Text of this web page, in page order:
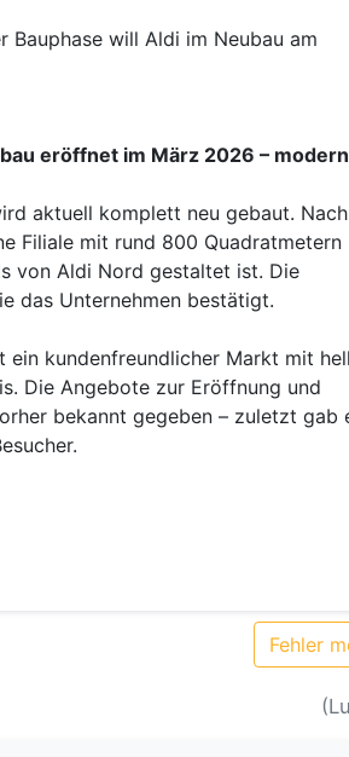
will Aldi im Neubau am
eröffnet im März 2026 –
aktuell komplett neu gebaut. Nach
Filiale mit rund 800 Quadratmetern
von Aldi Nord gestaltet ist. Die
das Unternehmen bestätigt.
ein kundenfreundlicher Markt mit
Die Angebote zur Eröffnung und
bekannt gegeben – zuletzt gab
Fehler